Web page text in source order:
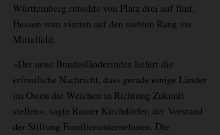
Württemberg rutschte von Platz drei auf fünf,
Hessen vom vierten auf den siebten Rang ins
Mittelfeld.
«Der neue Bundesländerindex liefert die
erfreuliche Nachricht, dass gerade einige Länder
im Osten die Weichen in Richtung Zukunft
stellen», sagte Rainer Kirchdörfer, der Vorstand
der Stiftung Familienunternehmen. Die